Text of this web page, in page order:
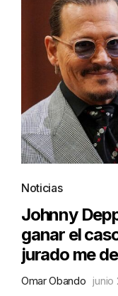
Noticias
Johnny
ganar el
jurado me
Omar Obando junio